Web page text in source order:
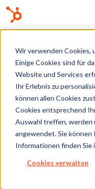
Wir verwenden Cookies,
Einige Cookies sind für
Website und Services
Ihr Erlebnis zu
können allen Cookies
Cookies entsprechend
Auswahl treffen, werden
angewendet. Sie
Informationen finden Sie
Cookies verwalten
KI
Hinweis
: Dieser
Verfügung
mit einer